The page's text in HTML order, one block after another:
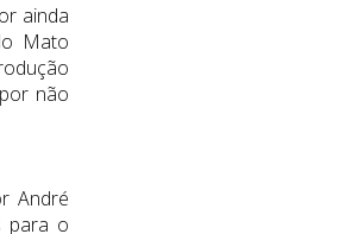
ainda
Mato
não
André
para o